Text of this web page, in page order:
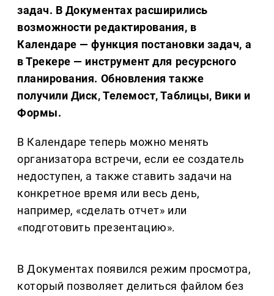
задач. В Документах расширились
возможности редактирования, в
Календаре — функция постановки задач, а
в Трекере — инструмент для ресурсного
планирования. Обновления также
получили Диск, Телемост, Таблицы, Вики и
Формы.
В Календаре теперь можно менять
организатора встречи, если ее создатель
недоступен, а также ставить задачи на
конкретное время или весь день,
например, «сделать отчет» или
«подготовить презентацию».
В Документах появился режим просмотра,
который позволяет делиться файлом без